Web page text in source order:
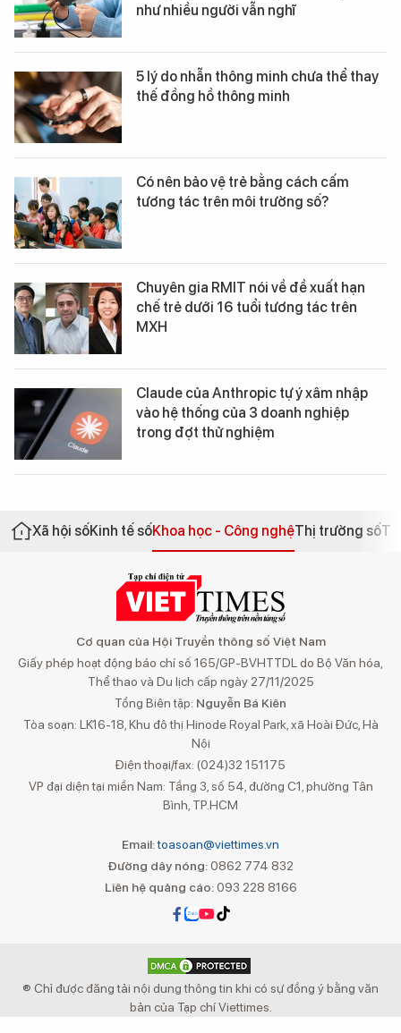
như nhiều người vẫn nghĩ
5 lý do nhẫn thông minh chưa thể thay
thế đồng hồ thông minh
Có nên bảo vệ trẻ bằng cách cấm
tương tác trên môi trường số?
Chuyên gia RMIT nói về đề xuất hạn
chế trẻ dưới 16 tuổi tương tác trên
MXH
Claude của Anthropic tự ý xâm nhập
vào hệ thống của 3 doanh nghiệp
trong đợt thử nghiệm
Xã hội sốKinh tế sốKhoa học - Công nghệThị trường số
Cơ quan của Hội Truyền thông số Việt Nam
Giấy phép hoạt động báo chí số 165/GP-BVHTTDL do Bộ Văn hóa,
Thể thao và Du lịch cấp ngày 27/11/2025
Tổng Biên tập: Nguyễn Bá Kiên
Tòa soạn: LK16-18, Khu đô thị Hinode Royal Park, xã Hoài Đức, Hà
Nội
Điện thoại/fax: (024)32 151175
VP đại diện tại miền Nam: Tầng 3, số 54, đường C1, phường Tân
Bình, TP.HCM
Email:toasoan@viettimes.vn
Đường dây nóng: 0862 774 832
Liên hệ quảng cáo:093 228 8166
® Chỉ được đăng tải nội dung thông tin khi có sự đồng ý bằng văn
bản của Tạp chí Viettimes.